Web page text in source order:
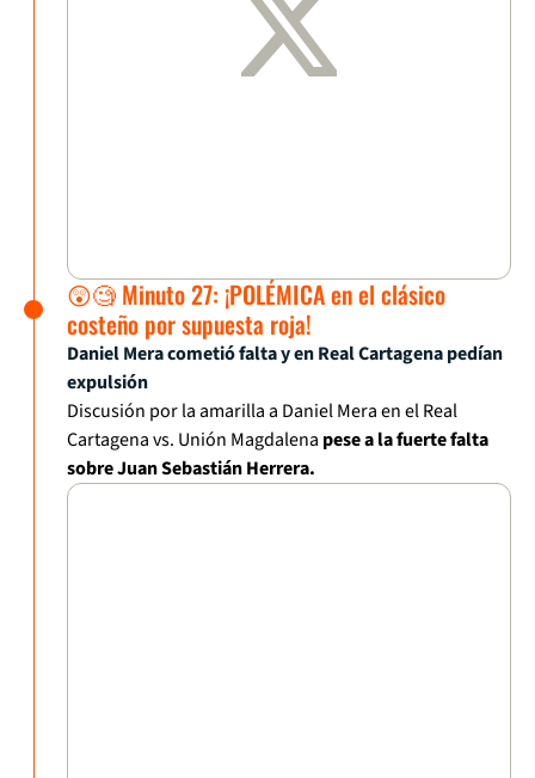
😲🧐 Minuto 27: ¡POLÉMICA en el clásico
costeño por supuesta roja!
Daniel Mera cometió falta y en Real Cartagena pedían
expulsión
Discusión por la amarilla a Daniel Mera en el Real
Cartagena vs. Unión Magdalena pese a la fuerte falta
sobre Juan Sebastián Herrera.